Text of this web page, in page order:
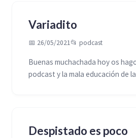
Variadito
📅 26/05/2021📂 podcast
Buenas muchachada hoy os
podcast y la mala educación de
Despistado es poco